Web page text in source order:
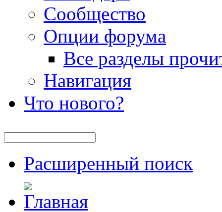
Сообщество
Опции форума
Все разделы
Навигация
Что нового?
Расширенный поиск